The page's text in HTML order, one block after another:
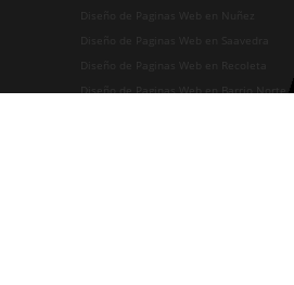
Diseño de Paginas Web en Nuñez
Diseño de Paginas Web en Saavedra
Diseño de Paginas Web en Recoleta
Diseño de Paginas Web en Barrio Norte